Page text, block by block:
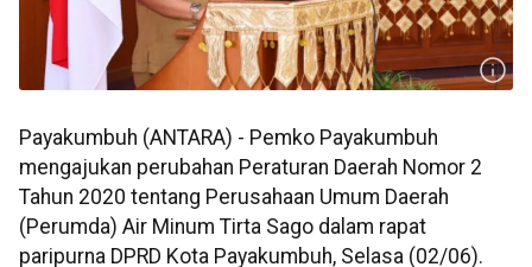
Payakumbuh (ANTARA) - Pemko Payakumbuh
mengajukan perubahan Peraturan Daerah Nomor 2
Tahun 2020 tentang Perusahaan Umum Daerah
(Perumda) Air Minum Tirta Sago dalam rapat
paripurna DPRD Kota Payakumbuh, Selasa (02/06).